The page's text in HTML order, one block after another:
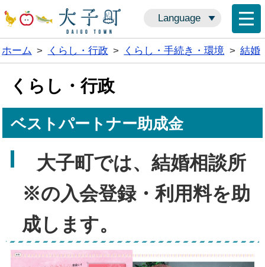
Language
ホーム > くらし・行政 > くらし・手続き・環境 > 結婚
くらし・行政
ベストパートナー助成金
大子町では、結婚相談所
※の入会登録・利用料を助
成します。